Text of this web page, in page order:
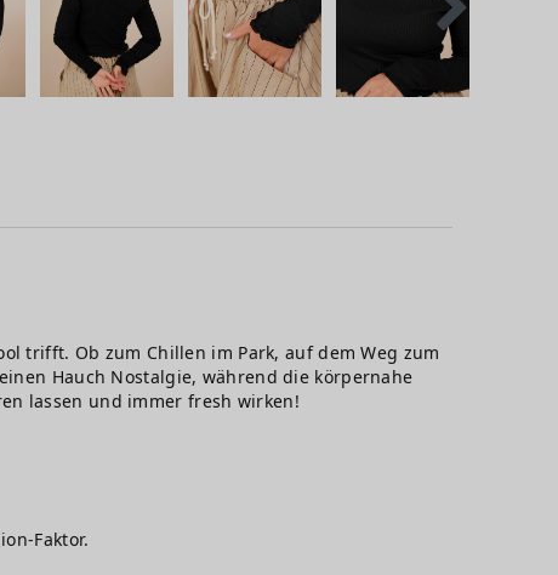
trifft. Ob zum Chillen im Park, auf dem Weg zum
Hauch Nostalgie, während die körpernahe
lassen und immer fresh wirken!
Faktor.